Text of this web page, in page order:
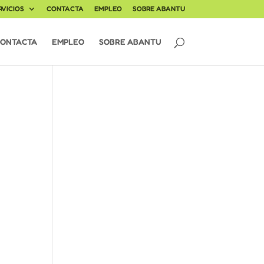
CONTACTA EMPLEO SOBRE ABANTU
EMPLEO SOBRE ABANTU